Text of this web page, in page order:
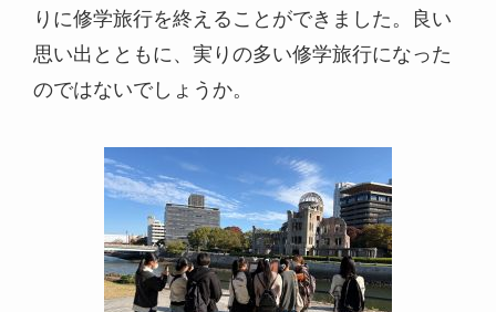
りに修学旅行を終えることができました。良い
思い出とともに、実りの多い修学旅行になった
のではないでしょうか。